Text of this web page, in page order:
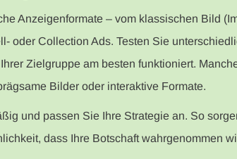
Anzeigenformate – vom klassischen Bild
oder Collection Ads. Testen Sie
Zielgruppe am besten funktioniert.
Bilder oder interaktive Formate.
und passen Sie Ihre Strategie an. So
dass Ihre Botschaft wahrgenommen